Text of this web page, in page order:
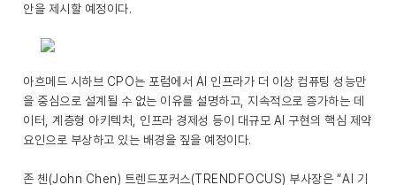
안을 제시할 예정이다.
아흐메드 시하브 CPO는 포럼에서 AI 인프라가 더 이상 컴퓨팅 성능만
을 중심으로 설계될 수 없는 이유를 설명하고, 지속적으로 증가하는 데
이터, 계층형 아키텍처, 인프라 경제성 등이 대규모 AI 구현의 핵심 제약
요인으로 부상하고 있는 배경을 짚을 예정이다.
존 첸(John Chen) 트렌드포커스(TRENDFOCUS) 부사장은 “AI 기